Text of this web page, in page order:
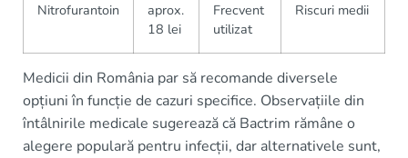
Nitrofurantoin
aprox.
18 lei
Frecvent
utilizat
Riscuri medii
Medicii din România par să recomande diversele
opțiuni în funcție de cazuri specifice. Observațiile din
întâlnirile medicale sugerează că Bactrim rămâne o
alegere populară pentru infecții, dar alternativele sunt,